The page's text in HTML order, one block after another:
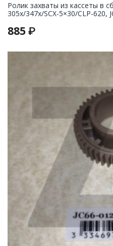
Ролик захваты из кассеты в
305x/347x/SCX-5×30/CLP-620,
885 ₽